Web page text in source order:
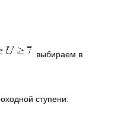
выбираем в
ступени: